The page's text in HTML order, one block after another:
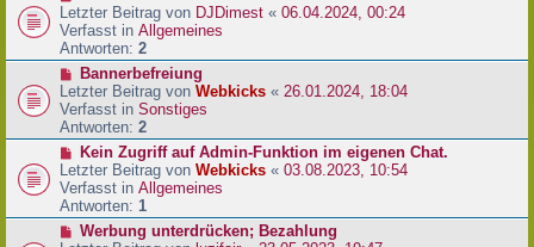
g
B
e
i
t
a
g
e
u
e
r
B
e
i
t
a
g
Letzter Beitrag von DJDimest « 06.04.2024, 00:24
Verfasst in Allgemeines
Antworten: 2
N
e
u
e
r
B
e
i
t
Bannerbefreiung
Letzter Beitrag von Webkicks « 26.01.2024, 18:04
Verfasst in Sonstiges
Antworten: 2
N
e
u
e
r
B
Kein Zugriff auf Admin-Funktion im eigenen Chat.
Letzter Beitrag von Webkicks « 03.08.2023, 10:54
Verfasst in Allgemeines
Antworten: 1
NWerbung unterdrücken; Bezahlung